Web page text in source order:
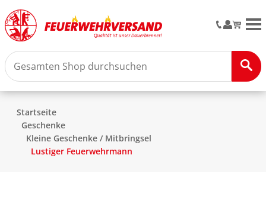
Startseite
Geschenke
Kleine Geschenke / Mitbringsel
Lustiger Feuerwehrmann